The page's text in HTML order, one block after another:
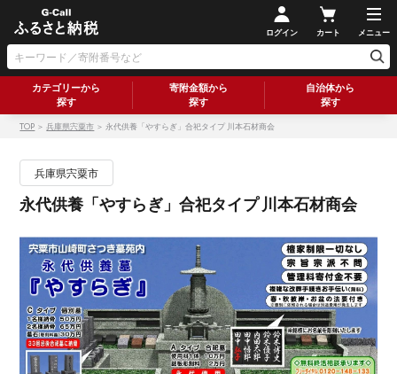
ログイン カート メニュー
カテゴリーから
探す
寄附金額から
探す
自治体から
探す
TOP ＞兵庫県宍粟市 ＞ 永代供養「やすらぎ」合祀タイプ 川本石材商会
兵庫県宍粟市
永代供養「やすらぎ」合祀タイプ 川本石材商会